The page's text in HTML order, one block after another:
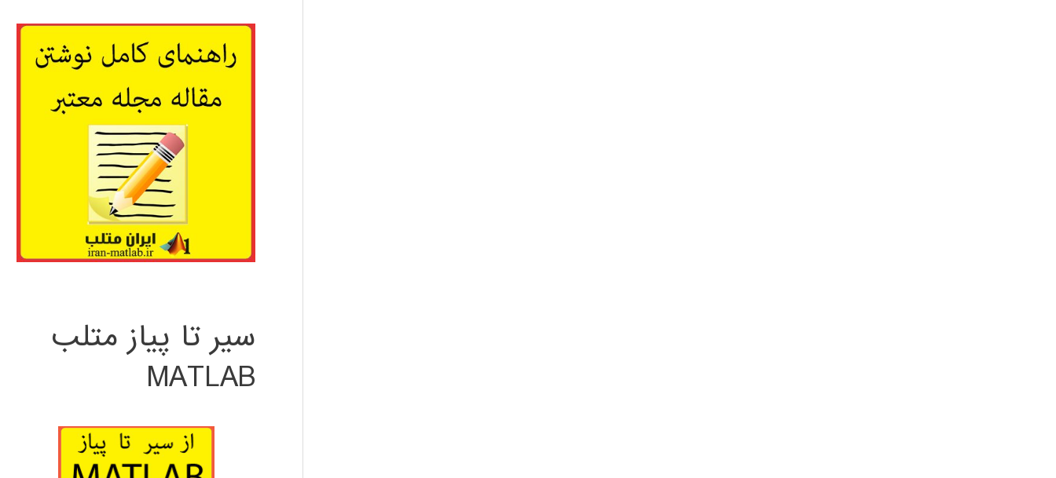
سیر تا پیاز متلب
MATLAB